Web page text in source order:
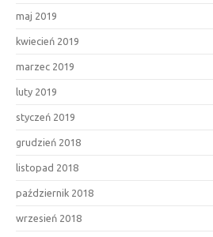
maj 2019
kwiecień 2019
marzec 2019
luty 2019
styczeń 2019
grudzień 2018
listopad 2018
październik 2018
wrzesień 2018